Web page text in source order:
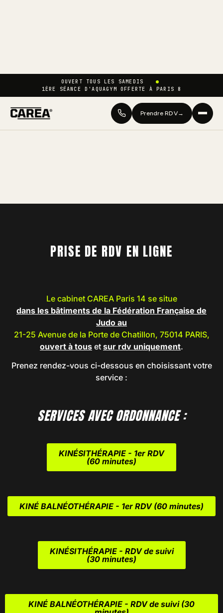
OUVERT TOUS LES SAMEDIS
1ÈRE SÉANCE D'AQUAGYM OFFERTE À PARIS 8
Prendre RDV→
PRISE DE RDV EN LIGNE
Le cabinet CAREA Paris 14 se situe
dans les bâtiments de la Fédération Française de
Judo au
21-25 Avenue de la Porte de Chatillon, 75014 PARIS,
ouvert à tous et sur rdv uniquement.
Prenez rendez-vous ci-dessous en choisissant votre
service :
SERVICES AVEC ORDONNANCE :
KINÉSITHÉRAPIE - 1er RDV
(60 minutes)
KINÉ BALNÉOTHÉRAPIE - 1er RDV (60 minutes)
KINÉSITHÉRAPIE - RDV de suivi
(30 minutes)
KINÉ BALNÉOTHÉRAPIE - RDV de suivi (30